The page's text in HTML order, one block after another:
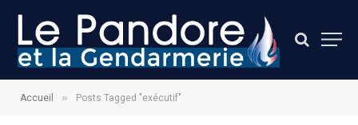
Accueil » Posts Tagged "exécutif"